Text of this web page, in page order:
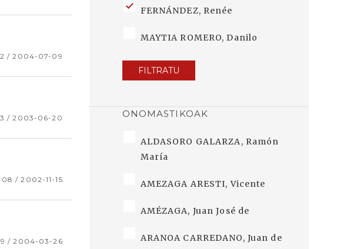
/ 2004-07-09
/ 2003-06-20
/ 2002-11-15
/ 2004-03-26
FERNÁNDEZ, Renée
MAYTIA ROMERO, Danilo
FILTRATU
ONOMASTIKOAK
ALDASORO GALARZA, Ramón
María
AMEZAGA ARESTI, Vicente
AMÉZAGA, Juan José de
ARANOA CARREDANO, Juan de